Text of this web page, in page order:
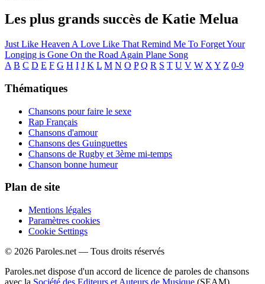
Les plus grands succès de Katie Melua
Just Like Heaven A Love Like That Remind Me To ForgetYour
Longing is Gone On the Road Again Plane Song
A B C D E F G H I J K L M N O P Q R S T U V W X Y Z 0-9
Thématiques
Chansons pour faire le sexe
Rap Français
Chansons d'amour
Chansons des Guinguettes
Chansons de Rugby et 3ème mi-temps
Chanson bonne humeur
Plan de site
Mentions légales
Paramètres cookies
Cookie Settings
© 2026 Paroles.net — Tous droits réservés
Paroles.net dispose d'un accord de licence de paroles de chansons